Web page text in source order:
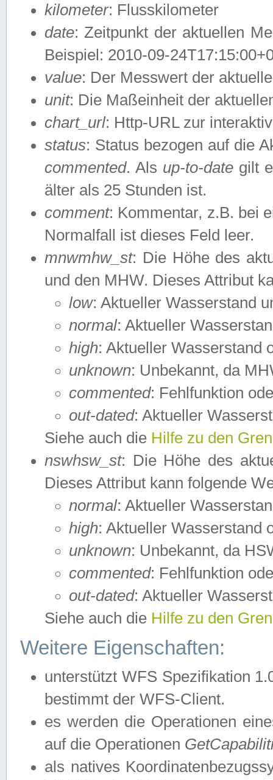
kilometer: Flusskilometer
date: Zeitpunkt der aktuellen
Beispiel: 2010-09-
value: Der Messwert der
unit: Die Maßeinheit der
chart_url: Http-URL zur
status: Status bezogen auf die
commented. Als up-to-date gilt
älter als 25 Stunden ist.
comment: Kommentar, z.B. bei
Normalfall ist dieses Feld leer.
mnwmhw_st: Die Höhe des
und den MHW. Dieses Attribut
low: Aktueller Wasserstand
normal: Aktueller
high: Aktueller Wasserstand
unknown: Unbekannt, da
commented: Fehlfunktion
out-dated: Aktueller
Siehe auch die Hilfe zu den
nswhsw_st: Die Höhe des
Dieses Attribut kann folgende
normal: Aktueller
high: Aktueller Wasserstand
unknown: Unbekannt, da
commented: Fehlfunktion
out-dated: Aktueller
Siehe auch die Hilfe zu den
Weitere Eigenschaften:
unterstützt WFS Spezifikation
bestimmt der WFS-Client.
es werden die Operationen
auf die Operationen
als natives